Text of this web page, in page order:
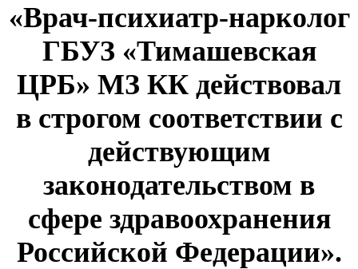
«Врач-психиатр-нарколог
ГБУЗ «Тимашевская
ЦРБ» МЗ КК действовал
в строгом соответствии с
действующим
законодательством в
сфере здравоохранения
Российской Федерации».